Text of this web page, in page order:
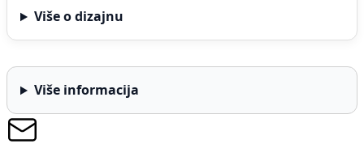
Više o dizajnu
Više informacija